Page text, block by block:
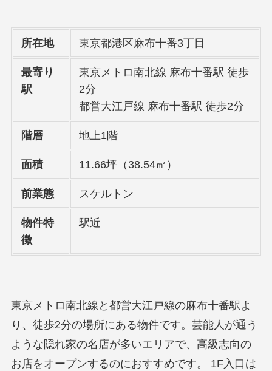
所在地 東京都港区麻布十番3丁目
最寄り
駅
東京メトロ南北線 麻布十番駅 徒歩
2分
都営大江戸線 麻布十番駅 徒歩2分
階層 地上1階
面積 11.66坪（38.54㎡）
前業態 スケルトン
物件特
徴
駅近
東京メトロ南北線と都営大江戸線の麻布十番駅よ
り、徒歩2分の場所にある物件です。芸能人が通う
ような隠れ家の名店が多いエリアで、高級志向の
お店をオープンするのにおすすめです。 1F入口は